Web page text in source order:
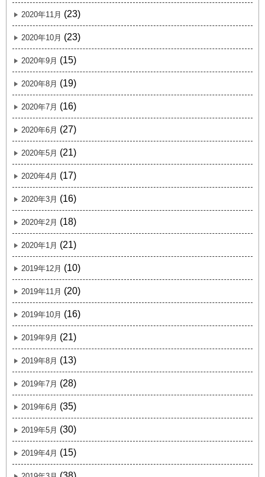
2020年11月 (23)
2020年10月 (23)
2020年9月 (15)
2020年8月 (19)
2020年7月 (16)
2020年6月 (27)
2020年5月 (21)
2020年4月 (17)
2020年3月 (16)
2020年2月 (18)
2020年1月 (21)
2019年12月 (10)
2019年11月 (20)
2019年10月 (16)
2019年9月 (21)
2019年8月 (13)
2019年7月 (28)
2019年6月 (35)
2019年5月 (30)
2019年4月 (15)